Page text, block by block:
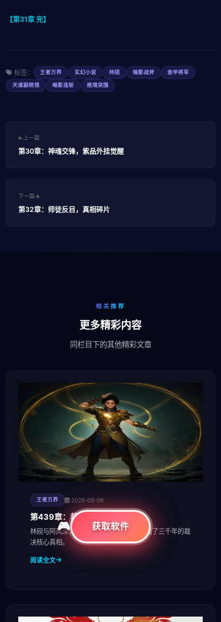
【第31章 完】
标签： 王者万界 玄幻小说 林砚 暗影战斧
金甲将军
天道副统领
暗影连斩 绝境突围
上一篇
第30章：神魂交锋，紫品外挂觉醒
下一篇
第32章：师徒反目，真相碎片
相关推荐
更多精彩内容
同栏目下的其他精彩文章
王者万界 2026-08-06
第439章：裁决核心的异动
林砚与阿风深入议会战舰残骸，发现被隐藏了三千年的裁
决核心真相。
阅读全文
获取软件